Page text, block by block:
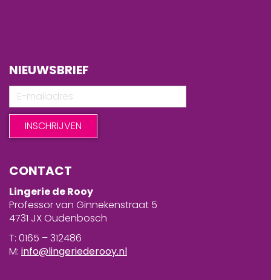
NIEUWSBRIEF
CONTACT
Lingerie de Rooy
Professor van Ginnekenstraat 5
4731 JX Oudenbosch
T: 0165 – 312486
M: info@lingeriederooy.nl